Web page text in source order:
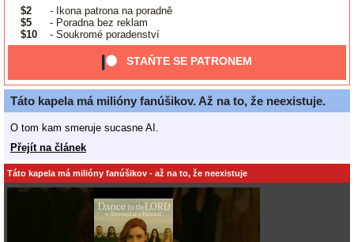
$2
- Ikona patrona na poradně
$5
- Poradna bez reklam
$10
- Soukromé poradenství
STAŇTE SE PATRONEM
Táto kapela má milióny fanúšikov. Až na to, že neexistuje.
O tom kam smeruje sucasne AI.
Přejít na článek
Táto kapela má milióny fanúšikov - až na to, že neexistuje